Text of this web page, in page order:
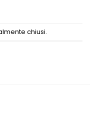
chiusi.